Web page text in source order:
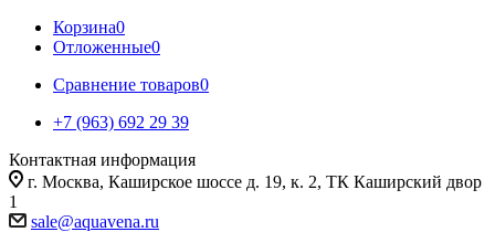
Корзина0
Отложенные0
Сравнение товаров0
+7 (963) 692 29 39
Контактная информация
г. Москва, Каширское шоссе д. 19, к. 2, ТК Каширский двор
1
sale@aquavena.ru